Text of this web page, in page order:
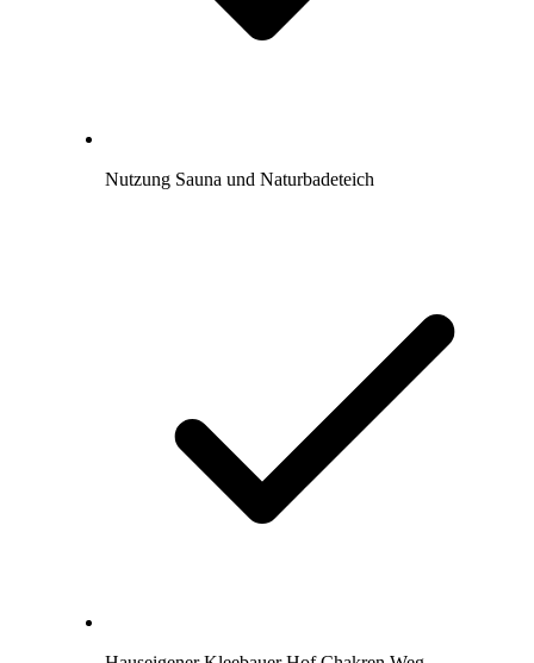
Nutzung Sauna und Naturbadeteich